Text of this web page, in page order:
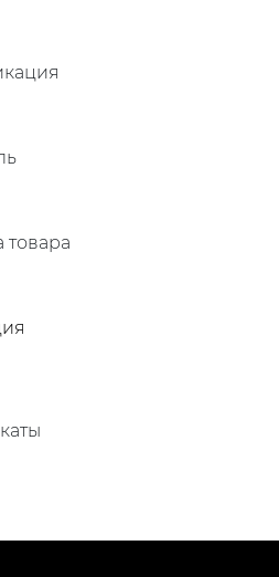
товара